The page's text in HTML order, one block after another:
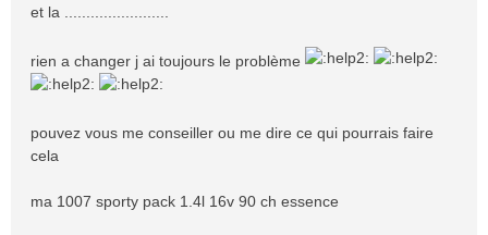
et la ........................
rien a changer j ai toujours le problème
pouvez vous me conseiller ou me dire ce qui pourrais faire
cela
ma 1007 sporty pack 1.4l 16v 90 ch essence